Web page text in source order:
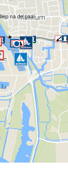
na de paal